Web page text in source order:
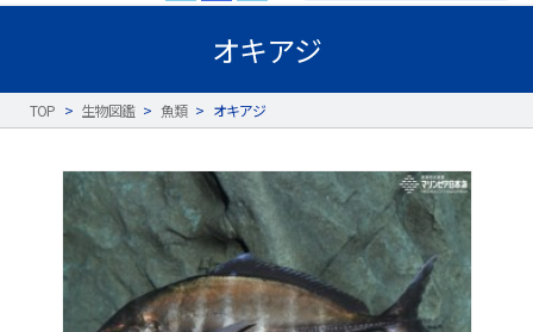
オキアジ
TOP > 生物図鑑 > 魚類 > オキアジ